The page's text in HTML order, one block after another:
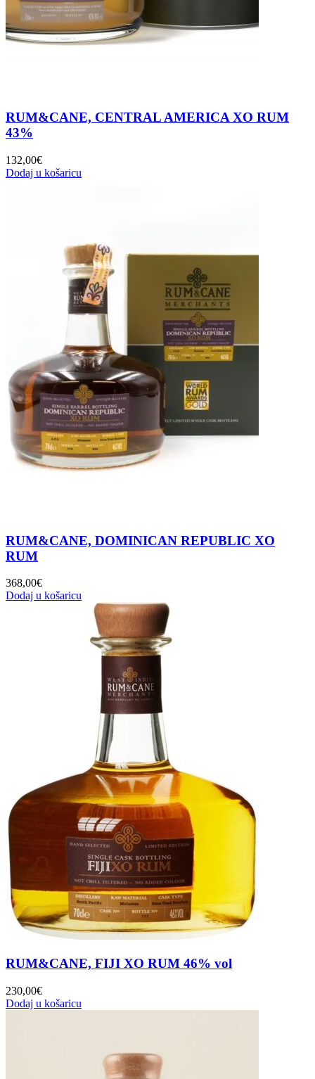
RUM&CANE, CENTRAL AMERICA XO RUM
43%
132,00€
Dodaj u košaricu
RUM&CANE, DOMINICAN REPUBLIC XO
RUM
368,00€
Dodaj u košaricu
RUM&CANE, FIJI XO RUM 46% vol
230,00€
Dodaj u košaricu